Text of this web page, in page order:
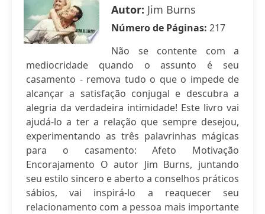
Autor: Jim Burns
Número de Páginas: 217
Não se contente com a
mediocridade quando o assunto é seu
casamento - remova tudo o que o impede de
alcançar a satisfação conjugal e descubra a
alegria da verdadeira intimidade! Este livro vai
ajudá-lo a ter a relação que sempre desejou,
experimentando as três palavrinhas mágicas
para o casamento: Afeto Motivação
Encorajamento O autor Jim Burns, juntando
seu estilo sincero e aberto a conselhos práticos
sábios, vai inspirá-lo a reaquecer seu
relacionamento com a pessoa mais importante